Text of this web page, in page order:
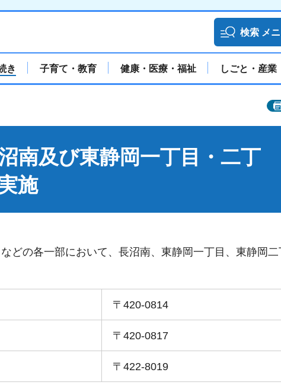
検索 メ
き 子育て・教育 健康・医療・福祉 しごと・産業
南及び東静岡一丁目・二丁
施
どの各一部において、長沼南、東静岡一丁目、東静岡二
〒420-0814
〒420-0817
〒422-8019